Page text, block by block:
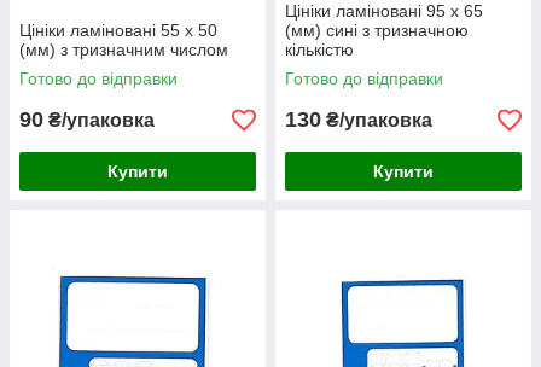
Цініки ламіновані 55 х 50
(мм) з тризначним числом
Готово до відправки
90 ₴/упаковка
Купити
Цініки ламіновані 95 х 65
(мм) сині з тризначною
кількістю
Готово до відправки
130 ₴/упаковка
Купити